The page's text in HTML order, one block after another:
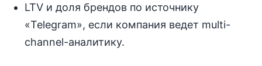
LTV и доля брендов по источнику
«Telegram», если компания ведет multi-
channel-аналитику.